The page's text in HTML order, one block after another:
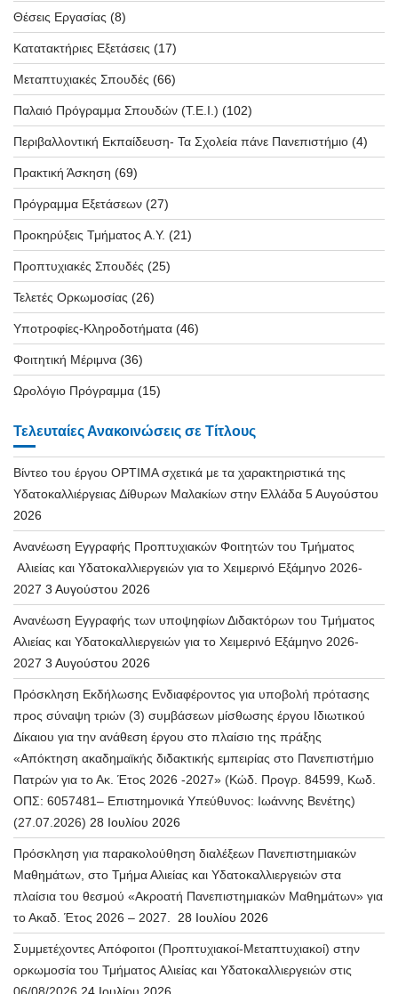
Θέσεις Εργασίας (8)
Κατατακτήριες Εξετάσεις (17)
Μεταπτυχιακές Σπουδές (66)
Παλαιό Πρόγραμμα Σπουδών (T.E.I.) (102)
Περιβαλλοντική Εκπαίδευση- Τα Σχολεία πάνε Πανεπιστήμιο (4)
Πρακτική Άσκηση (69)
Πρόγραμμα Εξετάσεων (27)
Προκηρύξεις Τμήματος Α.Υ. (21)
Προπτυχιακές Σπουδές (25)
Τελετές Ορκωμοσίας (26)
Υποτροφίες-Κληροδοτήματα (46)
Φοιτητική Μέριμνα (36)
Ωρολόγιο Πρόγραμμα (15)
Τελευταίες Ανακοινώσεις σε Τίτλους
Βίντεο του έργου OPTIMA σχετικά με τα χαρακτηριστικά της
Υδατοκαλλιέργειας Δίθυρων Μαλακίων στην Ελλάδα 5 Αυγούστου
2026
Ανανέωση Εγγραφής Προπτυχιακών Φοιτητών του Τμήματος
Αλιείας και Υδατοκαλλιεργειών για το Χειμερινό Εξάμηνο 2026-
2027 3 Αυγούστου 2026
Ανανέωση Εγγραφής των υποψηφίων Διδακτόρων του Τμήματος
Αλιείας και Υδατοκαλλιεργειών για το Χειμερινό Εξάμηνο 2026-
2027 3 Αυγούστου 2026
Πρόσκληση Εκδήλωσης Ενδιαφέροντος για υποβολή πρότασης
προς σύναψη τριών (3) συμβάσεων μίσθωσης έργου Ιδιωτικού
Δίκαιου για την ανάθεση έργου στο πλαίσιο της πράξης
«Απόκτηση ακαδημαϊκής διδακτικής εμπειρίας στο Πανεπιστήμιο
Πατρών για το Ακ. Έτος 2026 -2027» (Κώδ. Προγρ. 84599, Κωδ.
ΟΠΣ: 6057481– Επιστημονικά Υπεύθυνος: Ιωάννης Βενέτης)
(27.07.2026) 28 Ιουλίου 2026
Πρόσκληση για παρακολούθηση διαλέξεων Πανεπιστημιακών
Μαθημάτων, στο Τμήμα Αλιείας και Υδατοκαλλιεργειών στα
πλαίσια του θεσμού «Ακροατή Πανεπιστημιακών Μαθημάτων» για
το Ακαδ. Έτος 2026 – 2027.
28 Ιουλίου 2026
Συμμετέχοντες Απόφοιτοι (Προπτυχιακοί-Μεταπτυχιακοί) στην
ορκωμοσία του Τμήματος Αλιείας και Υδατοκαλλιεργειών στις